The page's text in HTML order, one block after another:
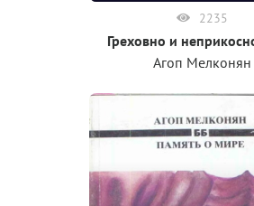
2235
Греховно и
Агоп Мелконян